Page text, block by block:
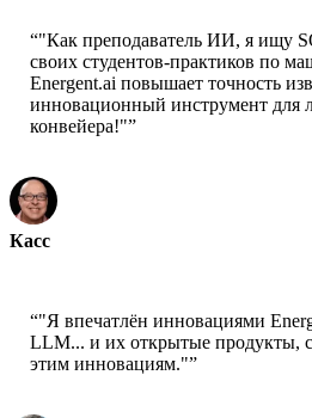
“"Как преподаватель ИИ, я ищу
своих студентов-практиков по
Energent.ai повышает точность
инновационный инструмент для
конвейера!"”
Касс
“"Я впечатлён инновациями
LLM... и их открытые продукты,
этим инновациям."”